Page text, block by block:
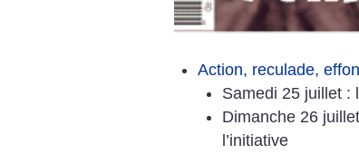
Action, reculade,
Samedi 25 juillet :
Dimanche 26
l’initiative